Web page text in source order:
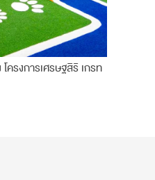
รงการเศรษฐสิริ เกรท